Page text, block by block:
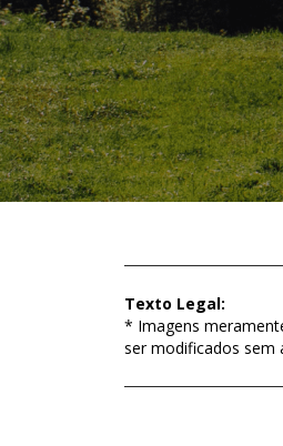
Texto Legal:
* Imagens
ser modificados sem